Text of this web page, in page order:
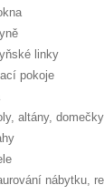
linky
pokoje
altány, domečky
nábytku,